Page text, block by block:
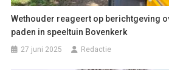
Wethouder reageert op berichtgeving
paden in speeltuin Bovenkerk
27 juni 2025 Redactie